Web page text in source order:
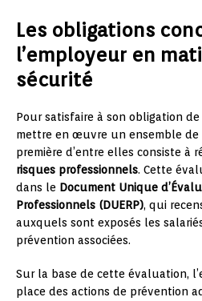
Les obligations
l’employeur en
sécurité
Pour satisfaire à son obligation
mettre en œuvre un ensemble de
première d’entre elles consiste à
risques professionnels. Cette
dans le Document Unique
Professionnels (DUERP), qui
auxquels sont exposés les
prévention associées.
Sur la base de cette évaluation,
place des actions de prévention